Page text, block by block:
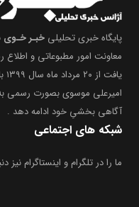
پایگاه خبری تحلیلی خبـر خـوی
معاونت امور مطبوعاتی و
امیرعلی موسوی بصورت رسمی
آگاهی بخشیِ خود ادامه دهد .
شبکه های اجتماعی
ما را در تلگرام و اینستاگرام نیز